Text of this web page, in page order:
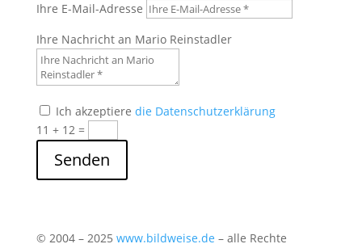
Ihre E-Mail-Adresse
Ihre Nachricht an Mario Reinstadler
Ich akzeptiere die Datenschutzerklärung
11 + 12=
Senden
© 2004 – 2025 www.bildweise.de – alle Rechte